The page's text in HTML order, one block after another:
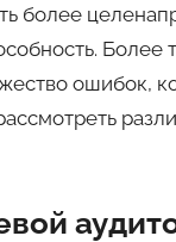
более
Более
ошибок,